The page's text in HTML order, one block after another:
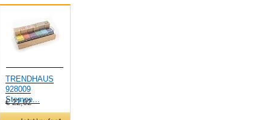
TRENDHAUS
928009
Stempe...
€ 22,02